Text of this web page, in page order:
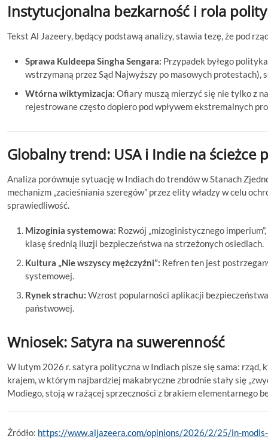
Instytucjonalna bezkarność i rola
Tekst Al Jazeery, będący podstawą analizy, stawia tezę, że pod
Sprawa Kuldeepa Singha Sengara: Przypadek byłego
wstrzymaną przez Sąd Najwyższy po masowych protestach),
Wtórna wiktymizacja: Ofiary muszą mierzyć się nie tylko z
rejestrowane często dopiero pod wpływem ekstremalnych
Globalny trend: USA i Indie na ścieżce
Analiza porównuje sytuację w Indiach do trendów w Stanach
mechanizm „zacieśniania szeregów” przez elity władzy w celu
sprawiedliwość.
Mizoginia systemowa: Rozwój „mizoginistycznego
klasę średnią iluzji bezpieczeństwa na strzeżonych osiedlach.
Kultura „Nie wszyscy mężczyźni”: Refren ten jest
systemowej.
Rynek strachu: Wzrost popularności aplikacji
państwowej.
Wniosek: Satyra na suwerenność
W lutym 2026 r. satyra polityczna w Indiach pisze się sama:
krajem, w którym najbardziej makabryczne zbrodnie stały się
Modiego, stoją w rażącej sprzeczności z brakiem elementarnego
Źródło: https://www.aljazeera.com/opinions/2026/2/25/in-